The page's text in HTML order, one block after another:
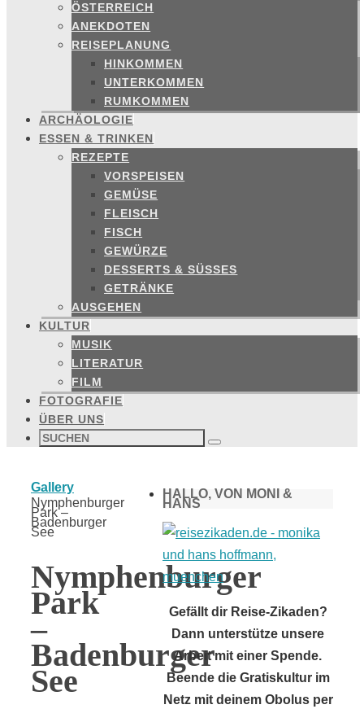
ÖSTERREICH
ANEKDOTEN
REISEPLANUNG
HINKOMMEN
UNTERKOMMEN
RUMKOMMEN
ARCHÄOLOGIE
ESSEN & TRINKEN
REZEPTE
VORSPEISEN
GEMÜSE
FLEISCH
FISCH
GEWÜRZE
DESSERTS & SÜSSES
GETRÄNKE
AUSGEHEN
KULTUR
MUSIK
LITERATUR
FILM
FOTOGRAFIE
ÜBER UNS
Suchen
nach: Suchen
Start
Gallery
Nymphenburger
Park –
Badenburger
See
Nymphenburger
Park
–
Badenburger
See
HALLO, VON MONI &
HANS
Gefällt dir Reise-Zikaden?
Dann unterstütze unsere
Arbeit mit einer Spende.
Beende die Gratiskultur im
Netz mit deinem Obolus per